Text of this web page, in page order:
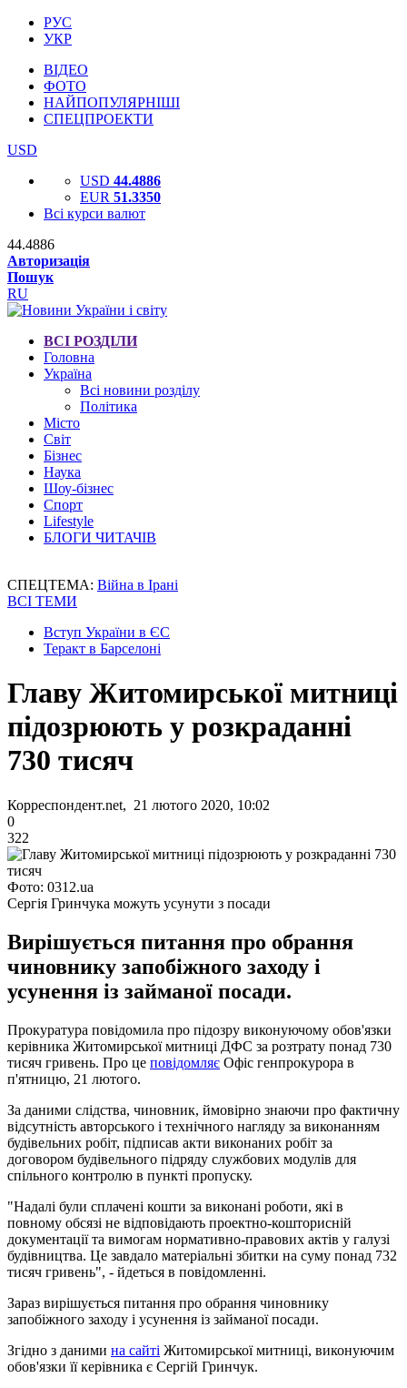
РУС
УКР
ВІДЕО
ФОТО
НАЙПОПУЛЯРНІШІ
СПЕЦПРОЕКТИ
USD
USD 44.4886
EUR 51.3350
Всі курси валют
44.4886
Авторизація
Пошук
RU
ВСІ РОЗДІЛИ
Головна
Україна
Всі новини розділу
Політика
Місто
Світ
Бізнес
Наука
Шоу-бізнес
Спорт
Lifestyle
БЛОГИ ЧИТАЧІВ
СПЕЦТЕМА: Війна в Ірані
ВСІ ТЕМИ
Вступ України в ЄС
Теракт в Барселоні
Главу Житомирської митниці
підозрюють у розкраданні
730 тисяч
Корреспондент.net, 21 лютого 2020, 10:02
0
322
Фото: 0312.ua
Сергія Гринчука можуть усунути з посади
Вирішується питання про обрання
чиновнику запобіжного заходу і
усунення із займаної посади.
Прокуратура повідомила про підозру виконуючому обов'язки
керівника Житомирської митниці ДФС за розтрату понад 730
тисяч гривень. Про це повідомляє Офіс генпрокурора в
п'ятницю, 21 лютого.
За даними слідства, чиновник, ймовірно знаючи про фактичну
відсутність авторського і технічного нагляду за виконанням
будівельних робіт, підписав акти виконаних робіт за
договором будівельного підряду службових модулів для
спільного контролю в пункті пропуску.
"Надалі були сплачені кошти за виконані роботи, які в
повному обсязі не відповідають проектно-кошторисній
документації та вимогам нормативно-правових актів у галузі
будівництва. Це завдало матеріальні збитки на суму понад 732
тисяч гривень", - йдеться в повідомленні.
Зараз вирішується питання про обрання чиновнику
запобіжного заходу і усунення із займаної посади.
Згідно з даними на сайті Житомирської митниці, виконуючим
обов'язки її керівника є Сергій Гринчук.